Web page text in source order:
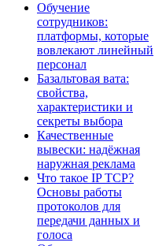
Обучение
сотрудников:
платформы, которые
вовлекают линейный
персонал
Базальтовая вата:
свойства,
характеристики и
секреты выбора
Качественные
вывески: надёжная
наружная реклама
Что такое IP TCP?
Основы работы
протоколов для
передачи данных и
голоса